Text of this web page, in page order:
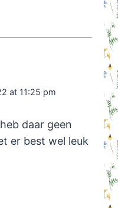
at 11:25 pm
daar geen
er best wel leuk